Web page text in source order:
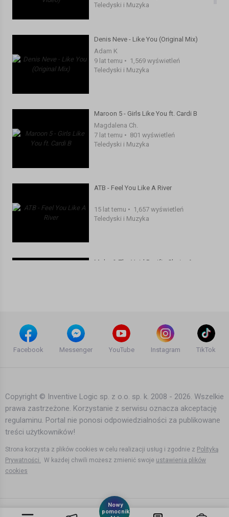
Teledyski i Muzyka
Denis Neve - Like You (Original Mix)
Adam K
9 lat temu • 1,569 wyświetleń
Teledyski i Muzyka
Maroon 5 - Girls Like You ft. Cardi B
Magdalena Ch.
7 lat temu • 801 wyświetleń
Teledyski i Muzyka
ATB - Feel You Like A River
15 lat temu • 1,657 wyświetleń
Teledyski i Muzyka
Moby & The Void Pacific Choir - Are
Emma Hewitt - Miss You Paradise
(Original Mix) [Official Music Video]
Benny Benassi vs. Marshall Jefferson -
Move Your Body (2012 version)
Teledyski i Muzyka
Daniel Szozda
17 lat temu •
Facebook Messenger YouTube Instagram TikTok
Copyright © Inventive Logic sp. z o.o. sp. k. 2008 - 2026. Wszelkie
prawa zastrzeżone. Korzystanie z serwisu oznacza akceptację
regulaminu. Portal nie ponosi odpowiedzialności za publikowane
treści użytkowników!
Strona korzysta z plików cookies w celu realizacji usług i zgodnie z Polityką
Prywatności. W każdej chwili możesz zmienić swoje ustawienia plików
cookies
Nowy
pomocnik